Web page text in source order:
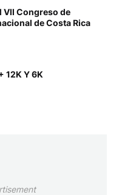
VII Congreso de
de Costa Rica
12K Y 6K